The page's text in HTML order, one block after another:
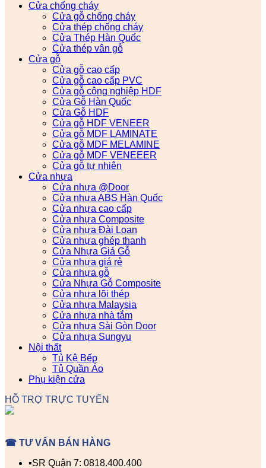
Cửa chống cháy
Cửa gỗ chống cháy
Cửa thép chống cháy
Cửa Thép Hàn Quốc
Cửa thép vân gỗ
Cửa gỗ
Cửa gỗ cao cấp
Cửa gỗ cao cấp PVC
Cửa gỗ công nghiệp HDF
Cửa Gỗ Hàn Quốc
Cửa Gỗ HDF
Cửa gỗ HDF VENEER
Cửa gỗ MDF LAMINATE
Cửa gỗ MDF MELAMINE
Cửa gỗ MDF VENEEER
Cửa gỗ tự nhiên
Cửa nhựa
Cửa nhựa @Door
Cửa nhựa ABS Hàn Quốc
Cửa nhựa cao cấp
Cửa nhựa Composite
Cửa nhựa Đài Loan
Cửa nhựa ghép thanh
Cửa Nhựa Giả Gỗ
Cửa nhựa giá rẻ
Cửa nhựa gỗ
Cửa Nhựa Gỗ Composite
Cửa nhựa lõi thép
Cửa nhựa Malaysia
Cửa nhựa nhà tắm
Cửa nhựa Sài Gòn Door
Cửa nhựa Sungyu
Nội thất
Tủ Kệ Bếp
Tủ Quần Áo
Phụ kiện cửa
HỖ TRỢ TRỰC TUYẾN
☎ TƯ VẤN BÁN HÀNG
▪️SR Quận 7: 0818.400.400